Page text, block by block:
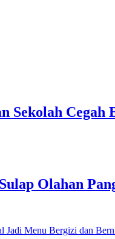
Sekolah Cegah
Olahan